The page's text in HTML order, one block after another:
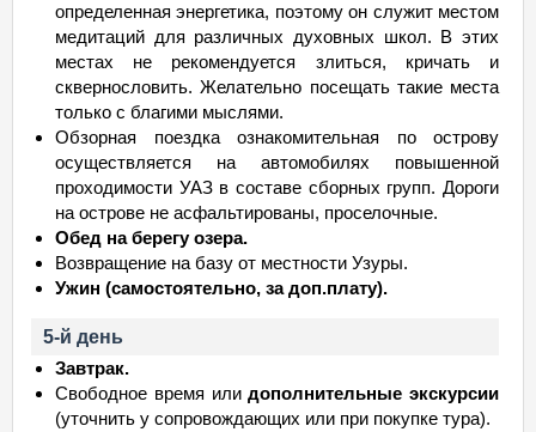
определенная энергетика, поэтому он служит местом
медитаций для различных духовных школ. В этих
местах не рекомендуется злиться, кричать и
сквернословить. Желательно посещать такие места
только с благими мыслями.
Обзорная поездка ознакомительная по острову
осуществляется на автомобилях повышенной
проходимости УАЗ в составе сборных групп. Дороги
на острове не асфальтированы, проселочные.
Обед на берегу озера.
Возвращение на базу от местности Узуры.
Ужин (самостоятельно, за доп.плату).
5-й день
Завтрак.
Свободное время илидополнительные экскурсии
(уточнить у сопровождающих или при покупке тура).